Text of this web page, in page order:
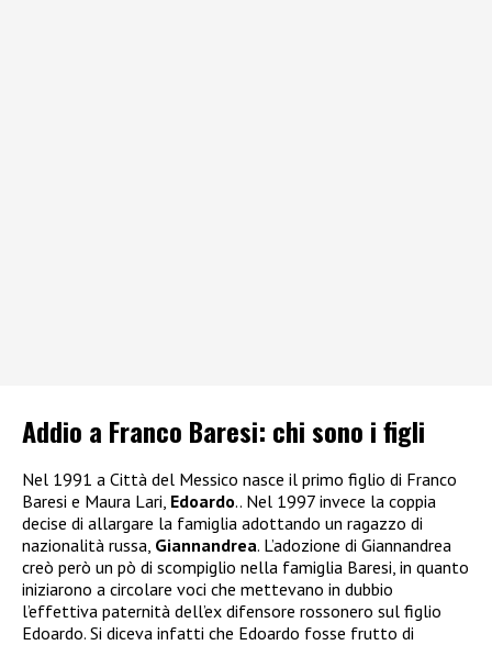
Addio a Franco Baresi: chi sono i figli
Nel 1991 a Città del Messico nasce il primo figlio di Franco
Baresi e Maura Lari, Edoardo.. Nel 1997 invece la coppia
decise di allargare la famiglia adottando un ragazzo di
nazionalità russa, Giannandrea. L’adozione di Giannandrea
creò però un pò di scompiglio nella famiglia Baresi, in quanto
iniziarono a circolare voci che mettevano in dubbio
l’effettiva paternità dell’ex difensore rossonero sul figlio
Edoardo. Si diceva infatti che Edoardo fosse frutto di